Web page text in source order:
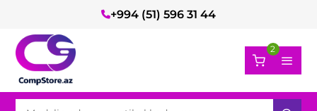
+994 (51) 596 31 44
2